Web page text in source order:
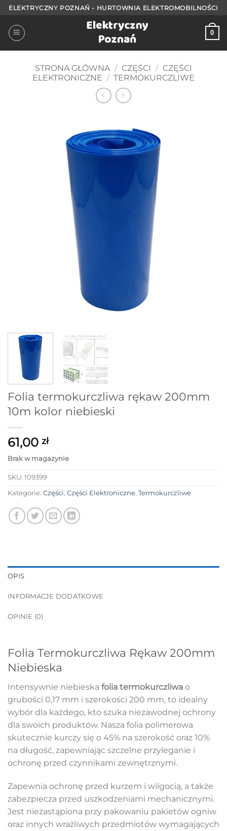
Przejdź
treści
ELEKTRYCZNY POZNAŃ - HURTOWNIA ELEKTROMOBILNOŚCI
0
STRONA GŁÓWNA / CZĘŚCI / CZĘŚCI
ELEKTRONICZNE / TERMOKURCZLIWE
Folia termokurczliwa rękaw 200mm
10m kolor niebieski
61,00 zł
Brak w magazynie
SKU: 109399
Kategorie: Części, Części Elektroniczne, Termokurczliwe
OPIS
INFORMACJE DODATKOWE
OPINIE (0)
Folia Termokurczliwa Rękaw 200mm
Niebieska
Intensywnie niebieska folia termokurczliwa o
grubości 0,17 mm i szerokości 200 mm, to idealny
wybór dla każdego, kto szuka niezawodnej ochrony
dla swoich produktów. Nasza folia polimerowa
skutecznie kurczy się o 45% na szerokość oraz 10%
na długość, zapewniając szczelne przyleganie i
ochronę przed czynnikami zewnętrznymi.
Zapewnia ochronę przed kurzem i wilgocią, a także
zabezpiecza przed uszkodzeniami mechanicznymi.
Jest niezastąpiona przy pakowaniu pakietów ogniw
oraz innych wrażliwych przedmiotów wymagających